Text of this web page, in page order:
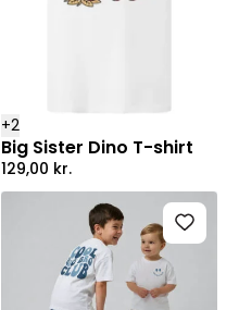
+2
Big Sister Dino T-shirt
129,00 kr.